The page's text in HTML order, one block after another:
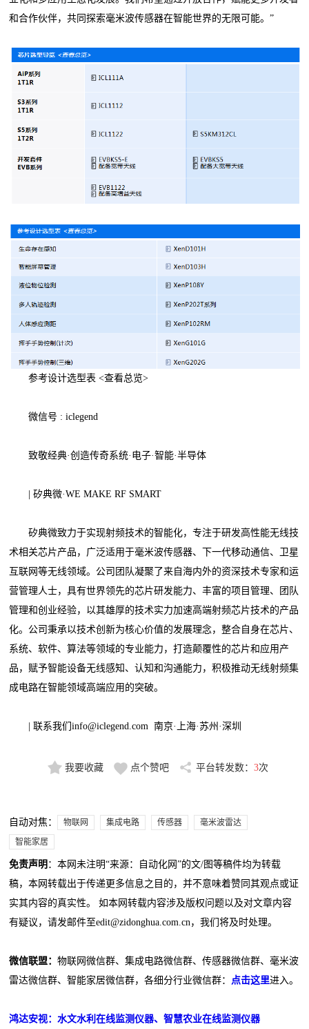
和合作伙伴，共同探索毫米波传感器在智能世界的无限可能。”
参考设计选型表 <查看总览>
微信号 : iclegend
致敬经典·创造传奇系统·电子·智能·半导体
| 矽典微·WE MAKE RF SMART
矽典微致力于实现射频技术的智能化，专注于研发高性能无线技
术相关芯片产品，广泛适用于毫米波传感器、下一代移动通信、卫星
互联网等无线领域。公司团队凝聚了来自海内外的资深技术专家和运
营管理人士，具有世界领先的芯片研发能力、丰富的项目管理、团队
管理和创业经验，以其雄厚的技术实力加速高端射频芯片技术的产品
化。公司秉承以技术创新为核心价值的发展理念，整合自身在芯片、
系统、软件、算法等领域的专业能力，打造颠覆性的芯片和应用产
品，赋予智能设备无线感知、认知和沟通能力，积极推动无线射频集
成电路在智能领域高端应用的突破。
| 联系我们info@iclegend.com 南京·上海·苏州·深圳
我要收藏 点个赞吧 平台转发数： 3次
自动对焦： 物联网 集成电路 传感器
毫米波雷达
智能家居
免责声明 ：本网未注明“来源：自动化网”的文/图等稿件均为转载
稿，本网转载出于传递更多信息之目的，并不意味着赞同其观点或证
实其内容的真实性。 如本网转载内容涉及版权问题以及对文章内容
有疑议，请发邮件至edit@zidonghua.com.cn，我们将及时处理。
微信联盟：物联网微信群、集成电路微信群、传感器微信群、毫米波
雷达微信群、智能家居微信群，各细分行业微信群：
点击这里进入。
鸿达安视：水文水利在线监测仪器、智慧农业在线监测仪器